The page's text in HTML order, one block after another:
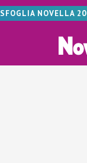
SFOGLIA NOVELLA